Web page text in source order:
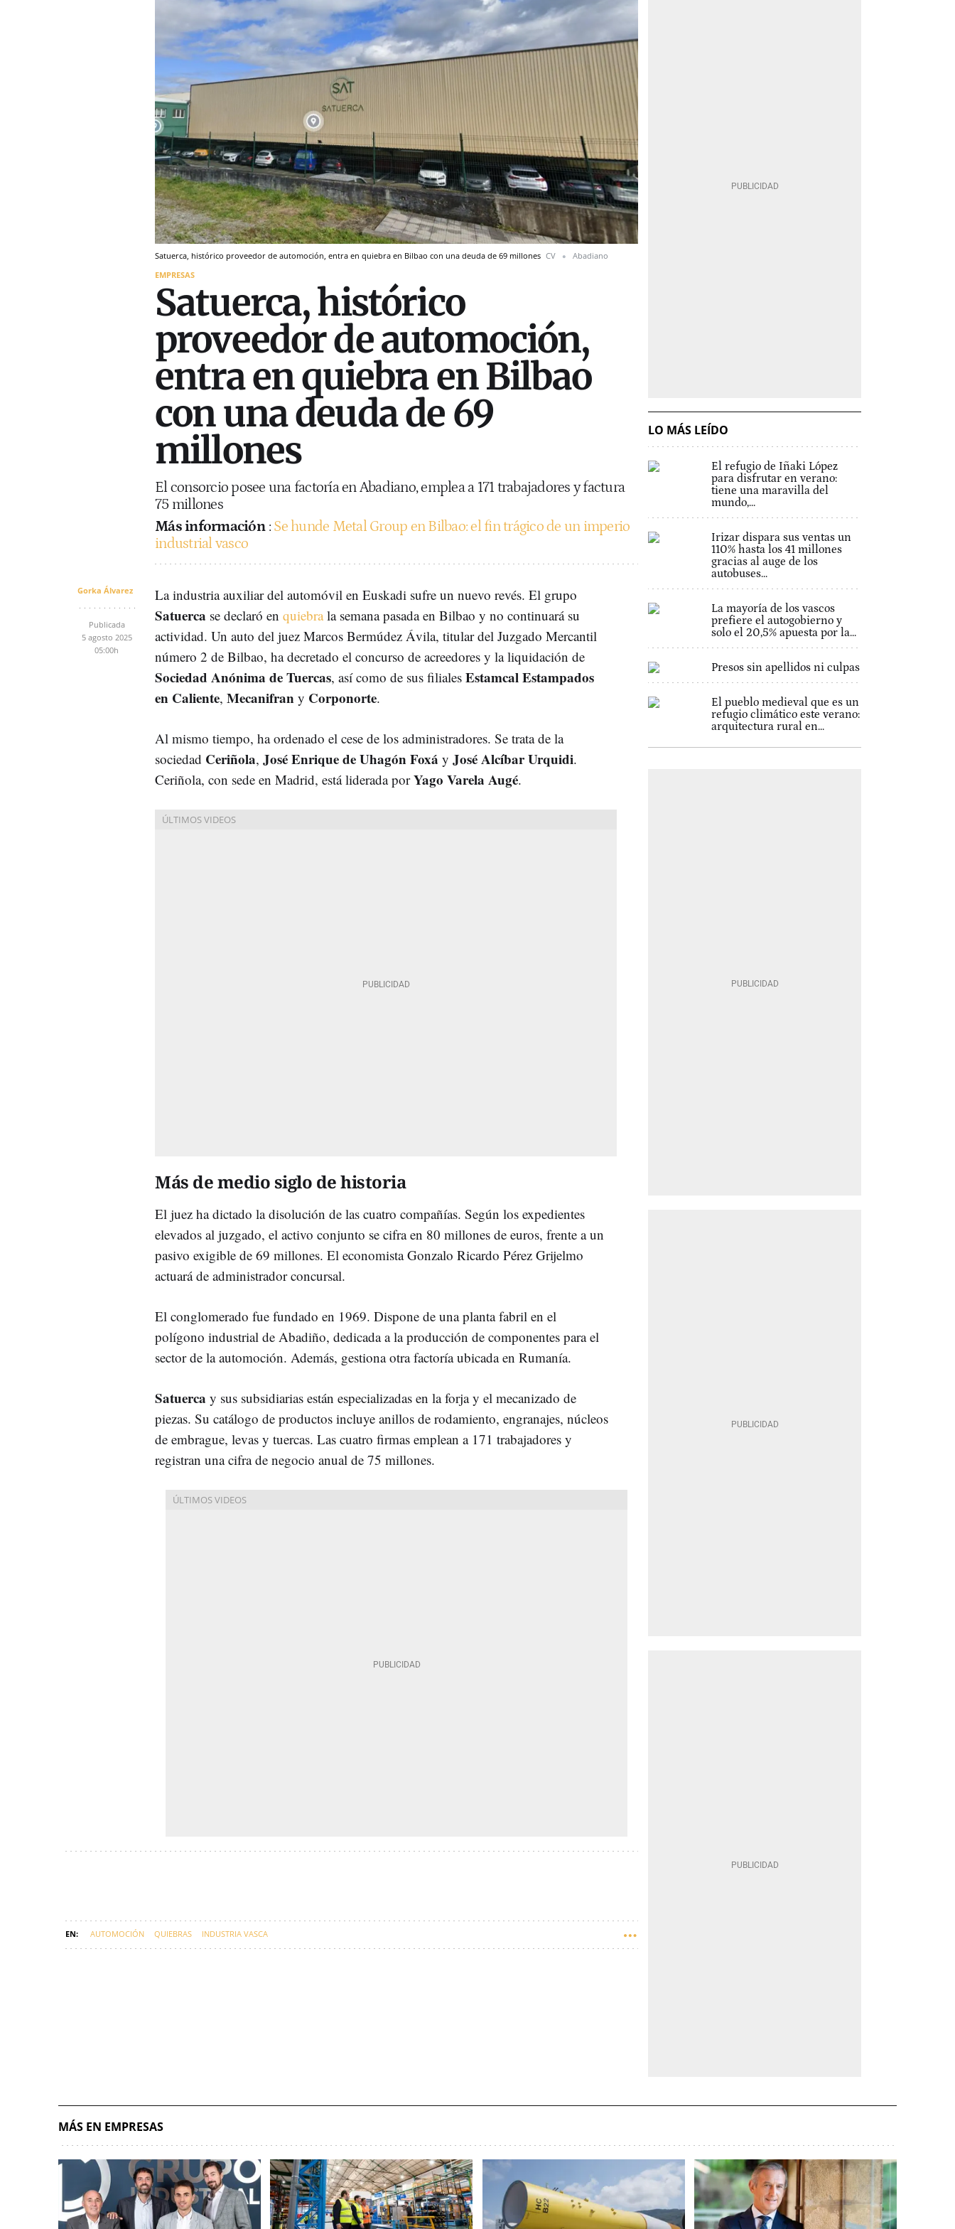
Satuerca, histórico proveedor de automoción, entra en quiebra en Bilbao con una deuda de 69 millones CV
Abadiano
EMPRESAS
Satuerca, histórico
proveedor de automoción,
entra en quiebra en Bilbao
con una deuda de 69
millones
El consorcio posee una factoría en Abadiano, emplea a 171 trabajadores y factura
75 millones
Más información : Se hunde Metal Group en Bilbao: el fin trágico de un imperio
industrial vasco
Gorka Álvarez
Publicada
5 agosto 2025
05:00h
La industria auxiliar del automóvil en Euskadi sufre un nuevo revés. El grupo
Satuerca se declaró en quiebrala semana pasada en Bilbao y no continuará su
actividad. Un auto del juez Marcos Bermúdez Ávila, titular del Juzgado Mercantil
número 2 de Bilbao, ha decretado el concurso de acreedores y la liquidación de
Sociedad Anónima de Tuercas, así como de sus filiales Estamcal Estampados
en Caliente, Mecanifran y Corponorte.
Al mismo tiempo, ha ordenado el cese de los administradores. Se trata de la
sociedad Ceriñola, José Enrique de Uhagón Foxá y José Alcíbar Urquidi.
Ceriñola, con sede en Madrid, está liderada porYago Varela Augé.
Más de medio siglo de historia
El juez ha dictado la disolución de las cuatro compañías. Según los expedientes
elevados al juzgado, el activo conjunto se cifra en 80 millones de euros, frente a un
pasivo exigible de 69 millones. El economista Gonzalo Ricardo Pérez Grijelmo
actuará de administrador concursal.
El conglomerado fue fundado en 1969. Dispone de una planta fabril en el
polígono industrial de Abadiño, dedicada a la producción de componentes para el
sector de la automoción. Además, gestiona otra factoría ubicada en Rumanía.
Satuerca y sus subsidiarias están especializadas en la forja y el mecanizado de
piezas. Su catálogo de productos incluye anillos de rodamiento, engranajes, núcleos
de embrague, levas y tuercas. Las cuatro firmas emplean a 171 trabajadores y
registran una cifra de negocio anual de 75 millones.
AUTOMOCIÓN QUIEBRAS INDUSTRIA VASCA
LO MÁS LEÍDO
El refugio de Iñaki López
para disfrutar en verano:
tiene una maravilla del
mundo,...
Irizar dispara sus ventas un
110% hasta los 41 millones
gracias al auge de los
autobuses...
La mayoría de los vascos
prefiere el autogobierno y
solo el 20,5% apuesta por la...
Presos sin apellidos ni culpas
El pueblo medieval que es un
refugio climático este verano:
arquitectura rural en...
MÁS EN EMPRESAS